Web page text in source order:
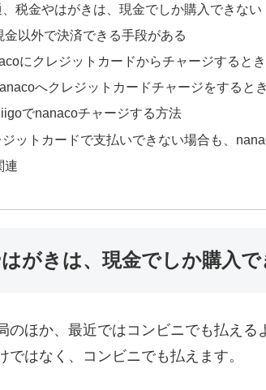
税金やはがきは、現金でしか購入できない
金以外で決済できる手段がある
にクレジットカードからチャージすると
へクレジットカードチャージをすると
でnanacoチャージする方法
ジットカードで支払いできない場合も、
連
がきは、現金でしか購入
のほか、最近ではコンビニでも払える
ではなく、コンビニでも払えます。